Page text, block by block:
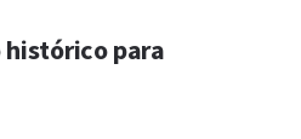
para